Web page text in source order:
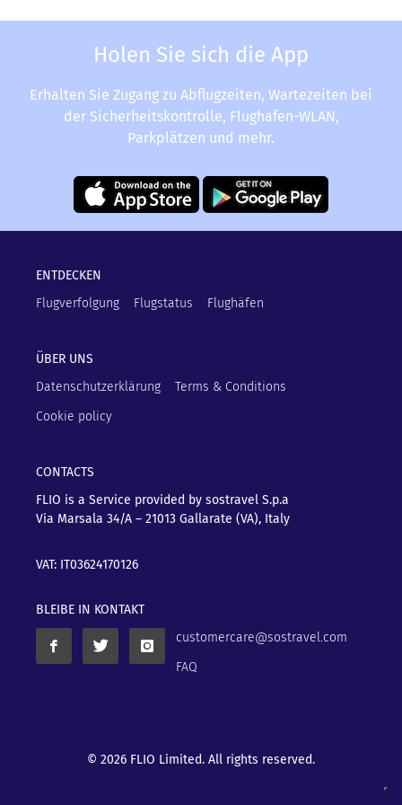
Holen Sie sich die App
Erhalten Sie Zugang zu Abflugzeiten, Wartezeiten bei
der Sicherheitskontrolle, Flughafen-WLAN,
Parkplätzen und mehr.
ENTDECKEN
Flugverfolgung
Flugstatus Flughäfen
ÜBER UNS
Datenschutzerklärung
Terms & Conditions
Cookie policy
CONTACTS
FLIO is a Service provided by sostravel S.p.a
Via Marsala 34/A – 21013 Gallarate (VA), Italy
VAT: IT03624170126
BLEIBE IN KONTAKT
customercare@sostravel.com
FAQ
© 2026 FLIO Limited. All rights reserved.